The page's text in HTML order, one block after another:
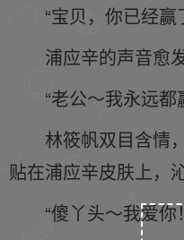
“宝贝，你已经赢
浦应辛的声音愈
“老公～我永远
林筱帆双目含情
贴在浦应辛皮肤上，
“傻丫头～我爱你